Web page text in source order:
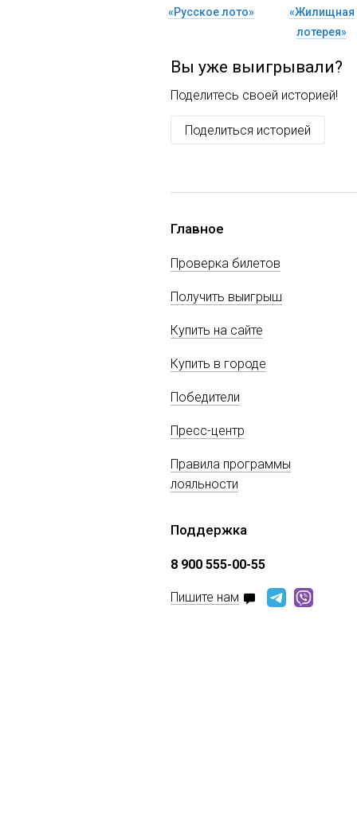
«Русское лото»
«Жилищная
лотерея»
Вы уже выигрывали?
Поделитесь своей историей!
Поделиться историей
Главное
Проверка билетов
Получить выигрыш
Купить на сайте
Купить в городе
Победители
Пресс-центр
Правила программы
лояльности
Поддержка
8 900 555-00-55
Пишите нам